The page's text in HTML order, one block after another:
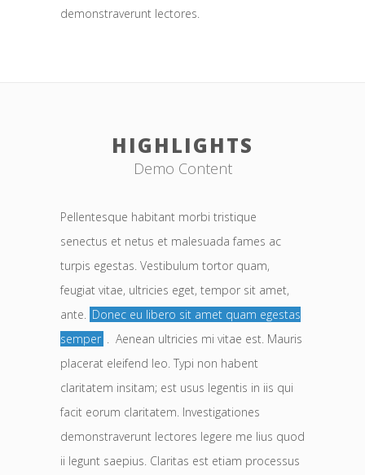
demonstraverunt lectores.
HIGHLIGHTS
Demo Content
Pellentesque habitant morbi tristique
senectus et netus et malesuada fames ac
turpis egestas. Vestibulum tortor quam,
feugiat vitae, ultricies eget, tempor sit amet,
ante. Donec eu libero sit amet quam egestas
semper . Aenean ultricies mi vitae est. Mauris
placerat eleifend leo. Typi non habent
claritatem insitam; est usus legentis in iis qui
facit eorum claritatem. Investigationes
demonstraverunt lectores legere me lius quod
ii legunt saepius. Claritas est etiam processus